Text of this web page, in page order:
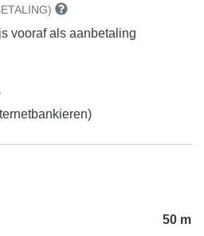
vooraf als aanbetaling
50 m